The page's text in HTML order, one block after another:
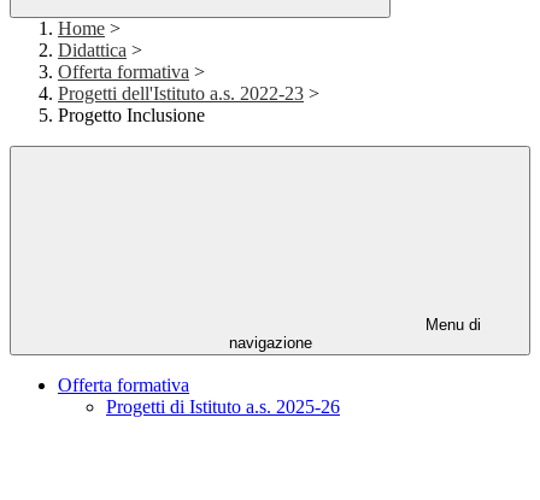
Home >
Didattica >
Offerta formativa >
Progetti dell'Istituto a.s. 2022-23 >
Progetto Inclusione
Menu di
navigazione
Offerta formativa
Progetti di Istituto a.s. 2025-26